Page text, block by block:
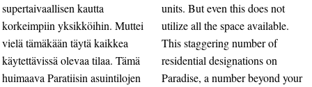
supertaivaallisen kautta
korkeimpiin yksikköihin. Muttei
vielä tämäkään täytä kaikkea
käytettävissä olevaa tilaa. Tämä
huimaava Paratiisin asuintilojen
units. But even this does not
utilize all the space available.
This staggering number of
residential designations on
Paradise, a number beyond your